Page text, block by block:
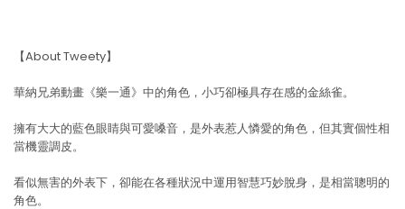
【About Tweety】
華納兄弟動畫《樂一通》中的角色，小巧卻極具存在感的金絲雀。
擁有大大的藍色眼睛與可愛嗓音，是外表惹人憐愛的角色，但其實個性相
當機靈調皮。
看似無害的外表下，卻能在各種狀況中運用智慧巧妙脫身，是相當聰明的
角色。